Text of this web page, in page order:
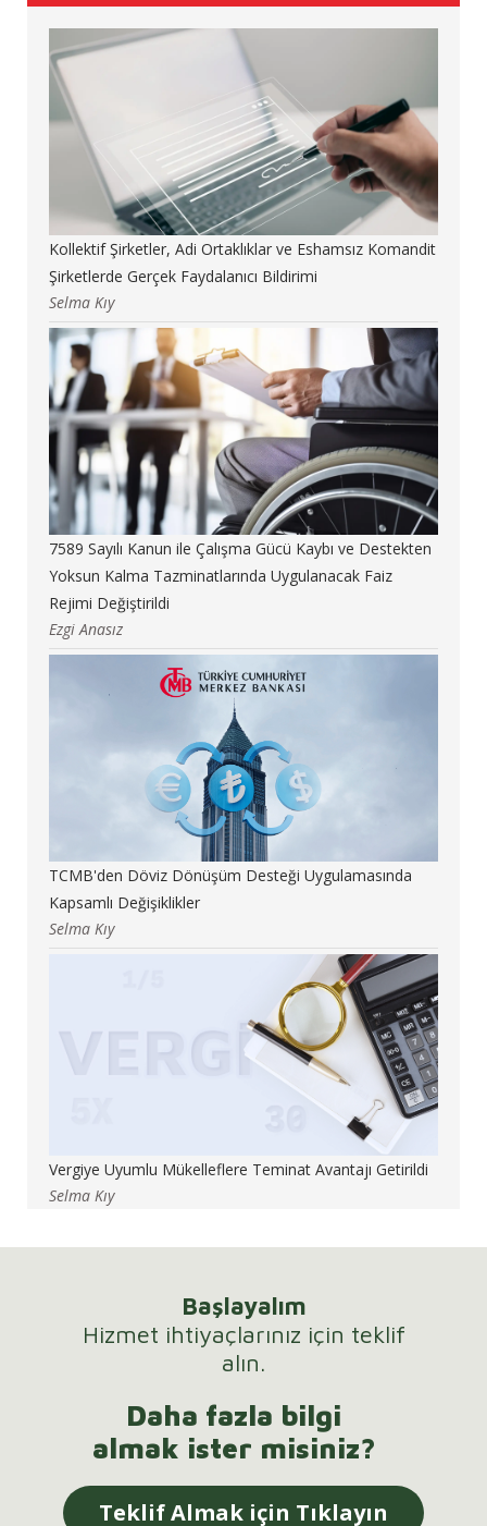
Kollektif Şirketler, Adi Ortaklıklar ve Eshamsız Komandit
Şirketlerde Gerçek Faydalanıcı Bildirimi
Selma Kıy
7589 Sayılı Kanun ile Çalışma Gücü Kaybı ve Destekten
Yoksun Kalma Tazminatlarında Uygulanacak Faiz
Rejimi Değiştirildi
Ezgi Anasız
TCMB'den Döviz Dönüşüm Desteği Uygulamasında
Kapsamlı Değişiklikler
Selma Kıy
Vergiye Uyumlu Mükelleflere Teminat Avantajı Getirildi
Selma Kıy
Başlayalım
Hizmet ihtiyaçlarınız için teklif
alın.
Daha fazla bilgi
almak ister misiniz?
Teklif Almak için Tıklayın